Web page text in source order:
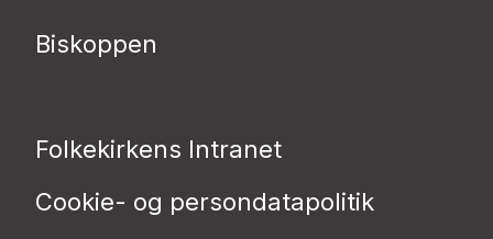
Biskoppen
Folkekirkens Intranet
Cookie- og persondatapolitik